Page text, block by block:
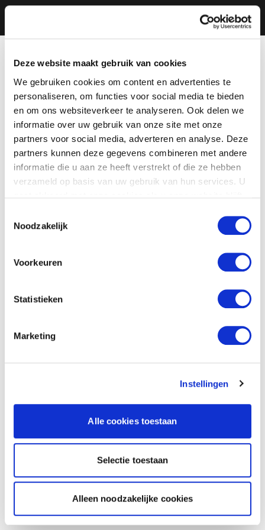
Deze website maakt gebruik van cookies
We gebruiken cookies om content en advertenties te
personaliseren, om functies voor social media te bieden
en om ons websiteverkeer te analyseren. Ook delen we
informatie over uw gebruik van onze site met onze
partners voor social media, adverteren en analyse. Deze
partners kunnen deze gegevens combineren met andere
informatie die u aan ze heeft verstrekt of die ze hebben
verzameld op basis van uw gebruik van hun services. U
Noodzakelijk
Voorkeuren
Statistieken
Marketing
Instellingen
Alle cookies toestaan
Selectie toestaan
Alleen noodzakelijke cookies